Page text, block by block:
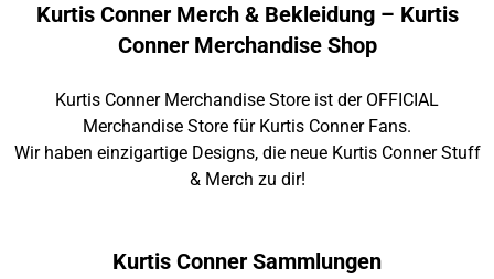
Kurtis Conner Merch & Bekleidung – Kurtis
Conner Merchandise Shop
Kurtis Conner Merchandise Store ist der OFFICIAL
Merchandise Store für Kurtis Conner Fans.
Wir haben einzigartige Designs, die neue Kurtis Conner Stuff
& Merch zu dir!
Kurtis Conner Sammlungen